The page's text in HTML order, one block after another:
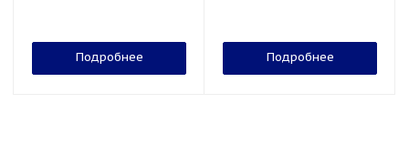
Подробнее Подробнее